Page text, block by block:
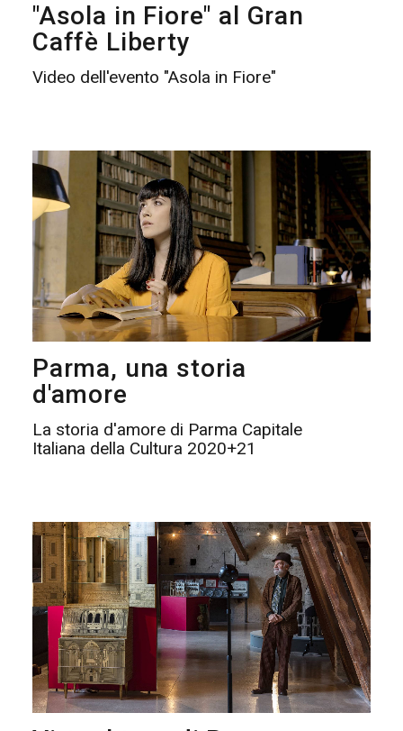
"Asola in Fiore" al Gran
Caffè Liberty
Video dell'evento "Asola in Fiore"
Parma, una storia
d'amore
La storia d'amore di Parma Capitale
Italiana della Cultura 2020+21